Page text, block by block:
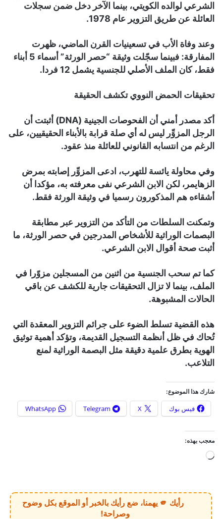
الشرعي لوالده الكويتي، بينما الآخر دخل ضمن سجلات
العائلة عن طريق التزوير عام 1978.
وعند وفاة الأب في تسعينيات القرن الماضي، ظهرت
المفارقة: فبينما سجّلت وثيقة “حصر الورثة” أسماء 5 أبناء
فقط، كان الملف الأصلي للجنسية يشمل 12 فردا.
تحقيقات الحمض النووي تكشف الحقيقة
أكد مصدر أمني أن الفحوصات الجينية (DNA) أثبتت أن
الرجل المزوِّر ليس له أي صلة قرابة بالأبناء الحقيقيين، على
الرغم من انتسابه القانوني للعائلة منذ عقود.
وفي محاولة يائسة للتهرب، ادعى المزوِّر إصابته بمرض
الزهايمر، لكن الابن الشرعي نفى معرفته به، مؤكدا أن
أشقاءه هم المذكورون رسميا في وثيقة الورثة فقط.
وتمكنت السلطات من التأكد من التزوير عبر مطابقة
البصمات الوراثية للأشخاص المدرجين في حصر الورثة، ما
أثبت صحة أقوال الابن الشرعي.
كما تم سحب الجنسية من اثنين من المسجلين مزوّرا في
الملف، بينما لا تزال التحقيقات جارية للكشف عن باقي
الحالات المشبوهة.
هذه القضية تسلط الضوء على جرائم التزوير المعقدة التي
تُحاك في ظل أنظمة التسجيل القديمة، وتؤكد أهمية توثيق
الهوية بطرق علمية دقيقة مثل البصمة الوراثية لمنع
التلاعب.
شارك هذا الموضوع:
فيس بوك X
Telegram
WhatsApp
معجب بهذه:
ي
رأيك 🫵 يهمنا، ضع رأيك بالخبر أو الموقع بكل وضوح
وصراحة!